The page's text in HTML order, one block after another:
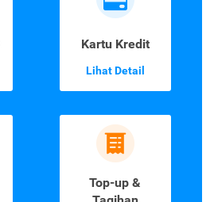
Kartu Kredit
Lihat Detail
Top-up &